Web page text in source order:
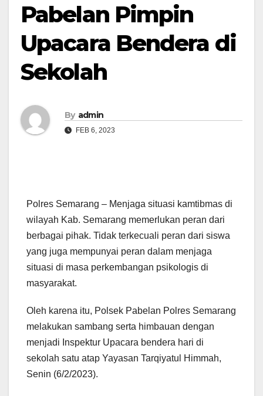
Pabelan Pimpin
Upacara Bendera di
Sekolah
By admin
FEB 6, 2023
Polres Semarang – Menjaga situasi kamtibmas di
wilayah Kab. Semarang memerlukan peran dari
berbagai pihak. Tidak terkecuali peran dari siswa
yang juga mempunyai peran dalam menjaga
situasi di masa perkembangan psikologis di
masyarakat.
Oleh karena itu, Polsek Pabelan Polres Semarang
melakukan sambang serta himbauan dengan
menjadi Inspektur Upacara bendera hari di
sekolah satu atap Yayasan Tarqiyatul Himmah,
Senin (6/2/2023).